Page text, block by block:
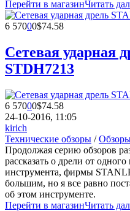
Перейти в магазинЧитать
6 57000$74.58
Сетевая ударная
STDH7213
6 57000$74.58
24-10-2016, 11:05
kirich
Технические обзоры /
Продолжая серию обзоров
рассказать о дрели от
инструмента, фирмы
большим, но я все равно
об этом инструменте.
Перейти в магазинЧитать